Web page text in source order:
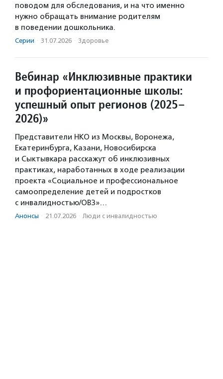
поводом для обследования, и на что именно
нужно обращать внимание родителям
в поведении дошкольника.
Серии · 31.07.2026 · Здоровье
Вебинар «Инклюзивные практики
и профориентационные школы:
успешный опыт регионов (2025–
2026)»
Представители НКО из Москвы, Воронежа,
Екатеринбурга, Казани, Новосибирска
и Сыктывкара расскажут об инклюзивных
практиках, наработанных в ходе реализации
проекта «Социальное и профессиональное
самоопределение детей и подростков
с инвалидностью/ОВЗ»…
Анонсы · 21.07.2026 · Люди с инвалидностью